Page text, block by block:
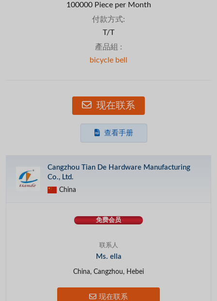
100000 Piece per Month
付款方式:
T/T
產品組 :
bicycle bell
现在联系
查看手册
Cangzhou Tian De Hardware Manufacturing
Co., Ltd.
China
免费会员
联系人
Ms. ella
China, Cangzhou, Hebei
现在联系